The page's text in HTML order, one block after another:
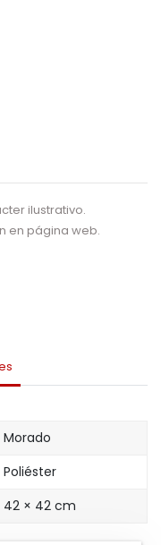
ilustrativo.
en página web.
Morado
Poliéster
42 × 42 cm